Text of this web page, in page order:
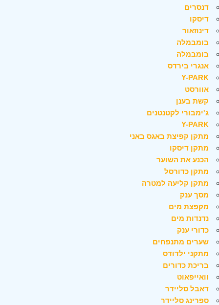
דנסרים
דיסקו
דינוזאור
בומבמלה
בומבמלה
אנגרי בירדס
Y-PARK
אוורסט
קשת בענן
ג'ימבורי לקטנטנים
Y-PARK
מתקן קפיצת באגס באני
מתקן דיסקו
הכנע את השוער
מתקן כדורסל
מתקן קליעה למטרה
מסך ענק
מקפצת מים
נדנדות מים
כדורי ענק
שערים מתנפחים
מתקני ילדודס
בריכת כדורים
וואייפאוט
דאבל סליידר
ספרינג סליידר